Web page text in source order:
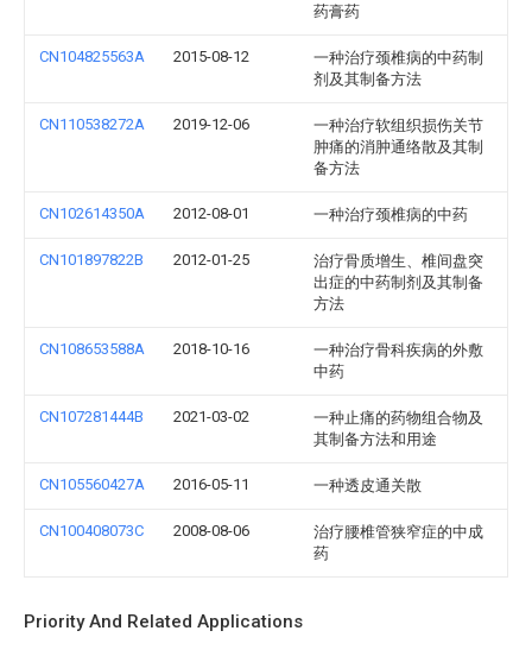
药膏药
CN104825563A 2015-08-12
一种治疗颈椎病的中药制
剂及其制备方法
CN110538272A 2019-12-06
一种治疗软组织损伤关节
肿痛的消肿通络散及其制
备方法
CN102614350A 2012-08-01 一种治疗颈椎病的中药
CN101897822B 2012-01-25
治疗骨质增生、椎间盘突
出症的中药制剂及其制备
方法
CN108653588A 2018-10-16
一种治疗骨科疾病的外敷
中药
CN107281444B 2021-03-02
一种止痛的药物组合物及
其制备方法和用途
CN105560427A 2016-05-11 一种透皮通关散
CN100408073C 2008-08-06
治疗腰椎管狭窄症的中成
药
Priority And Related Applications